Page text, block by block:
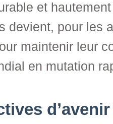
et
devient, pour les
maintenir leur
en mutation